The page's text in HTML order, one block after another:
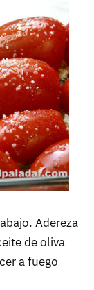
Adereza
de oliva
a fuego